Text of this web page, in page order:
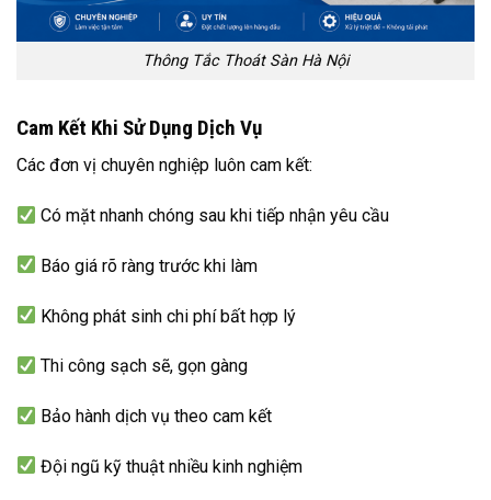
Thông Tắc Thoát Sàn Hà Nội
Cam Kết Khi Sử Dụng Dịch Vụ
Các đơn vị chuyên nghiệp luôn cam kết:
Có mặt nhanh chóng sau khi tiếp nhận yêu cầu
Báo giá rõ ràng trước khi làm
Không phát sinh chi phí bất hợp lý
Thi công sạch sẽ, gọn gàng
Bảo hành dịch vụ theo cam kết
Đội ngũ kỹ thuật nhiều kinh nghiệm